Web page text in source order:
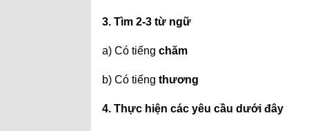
3. Tìm 2-3 từ ngữ
a) Có tiếng chăm
b) Có tiếng thương
4. Thực hiện các yêu cầu dưới đây